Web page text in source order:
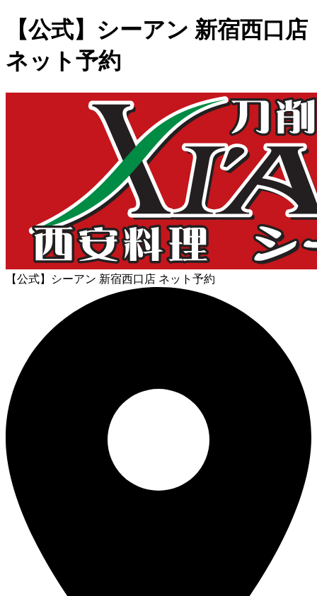
【公式】シーアン 新宿西口店
ネット予約
【公式】シーアン 新宿西口店 ネット予約